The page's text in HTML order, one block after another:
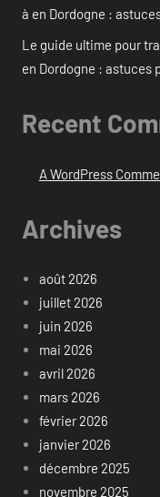
à en Dordogne :
Le guide ultime pour
en Dordogne : astuces
Recent
A WordPress
Archives
août 2026
juillet 2026
juin 2026
mai 2026
avril 2026
mars 2026
février 2026
janvier 2026
décembre 2025
novembre 2025